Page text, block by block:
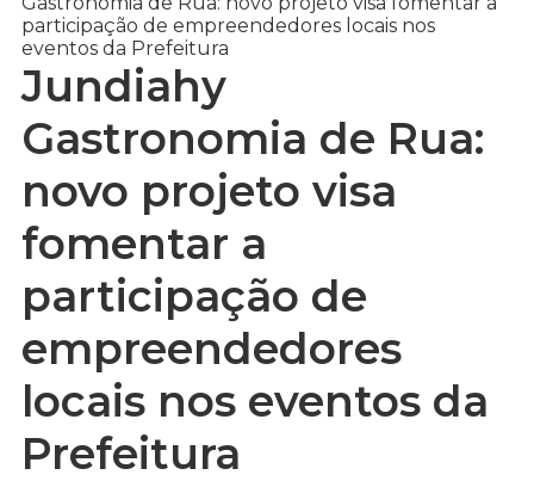
participação de empreendedores locais nos
eventos da Prefeitura
Jundiahy
Gastronomia de Rua:
novo projeto visa
fomentar a
participação de
empreendedores
locais nos eventos da
Prefeitura